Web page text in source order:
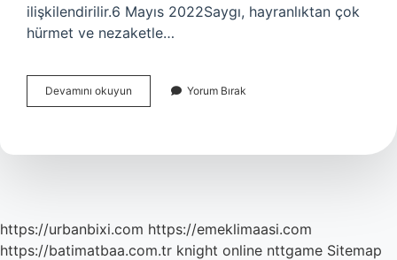
ilişkilendirilir.6 Mayıs 2022Saygı, hayranlıktan çok
hürmet ve nezaketle…
Devamını okuyun
Ederim
Yorum Bırak
https://urbanbixi.com https://emeklimaasi.com
https://batimatbaa.com.tr knight online nttgame Sitemap